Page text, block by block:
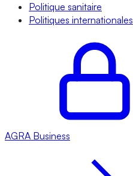
Politique sanitaire
Politiques internationales
AGRA Business